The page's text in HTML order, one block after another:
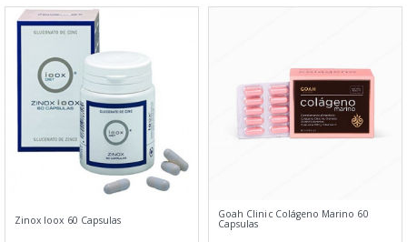
Zinox Ioox 60 Capsulas Goah Clinic Colágeno Marino 60
Capsulas